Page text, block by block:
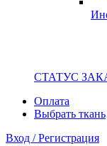
СТАТУС
Оплата
Выбрать ткань
Вход / Регистрация